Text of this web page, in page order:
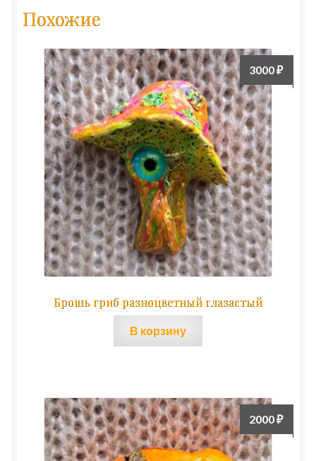
Похожие
Брошь гриб разноцветный глазастый
3000₽
В корзину
2000₽